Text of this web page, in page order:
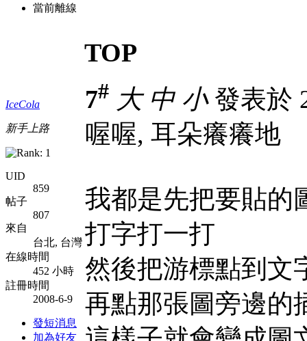
當前離線
TOP
IceCola
新手上路
UID
859
帖子
807
來自
台北, 台灣
在線時間
452 小時
註冊時間
2008-6-9
發短消息
加為好友
7# 大 中 小發表於
喔喔, 耳朵癢癢地
我都是先把要貼的
打字打一打
然後把游標點到文
再點那張圖旁邊的